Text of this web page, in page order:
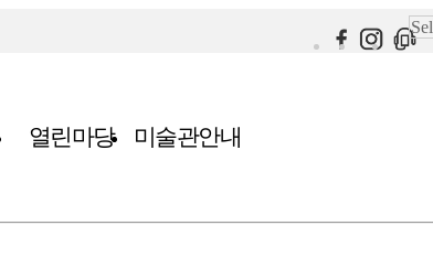
열린마당 미술관안내